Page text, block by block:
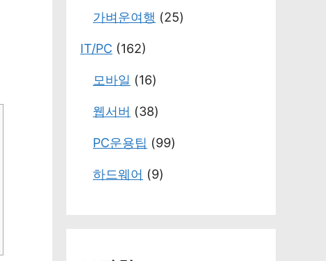
가벼운여행 (25)
IT/PC (162)
모바일 (16)
웹서버 (38)
PC운용팁 (99)
하드웨어 (9)